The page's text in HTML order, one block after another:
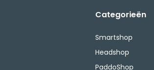
Categorieën
Smartshop
Headshop
PaddoShop